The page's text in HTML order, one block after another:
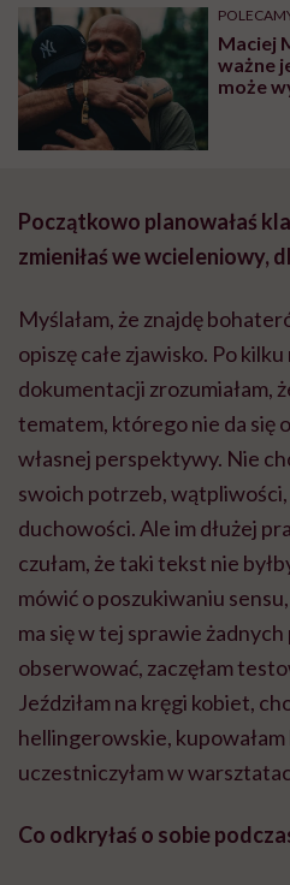
Maciej
ważne
może
Początkowo planowałaś
zmieniłaś we wcieleniowy,
Myślałam, że znajdę
opiszę całe zjawisko. Po
dokumentacji zrozumiałam,
tematem, którego nie da się
własnej perspektywy. Nie
swoich potrzeb,
duchowości. Ale im dłużej
czułam, że taki tekst nie
mówić o poszukiwaniu
ma się w tej sprawie
obserwować, zaczęłam
Jeździłam na kręgi kobiet,
hellingerowskie,
uczestniczyłam w
Co odkryłaś o sobie